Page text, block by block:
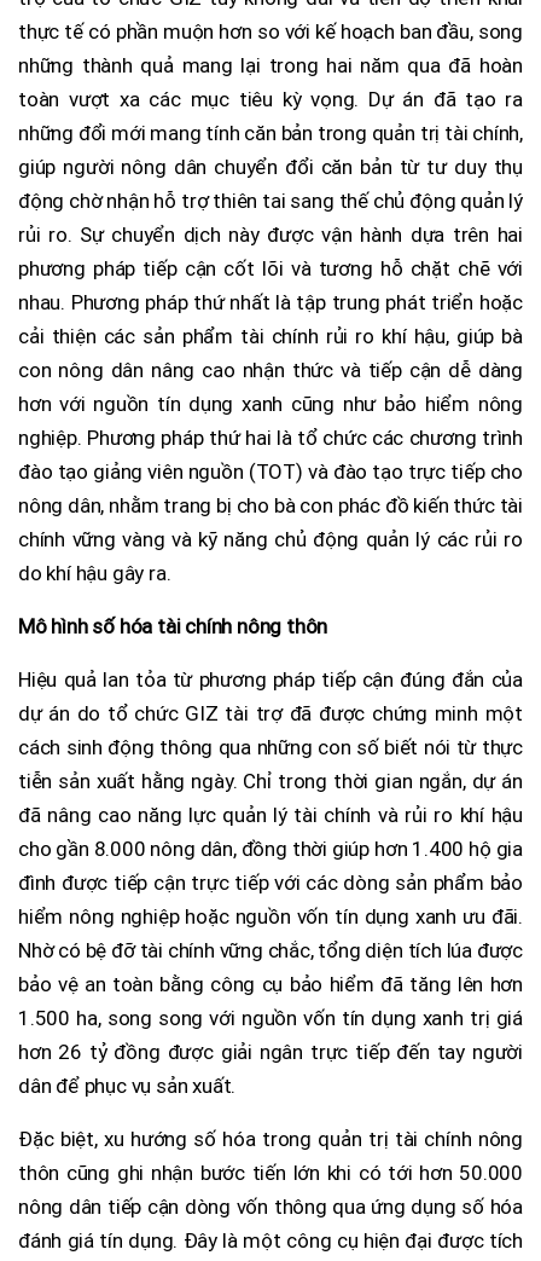
thực tế có phần muộn hơn so với kế hoạch ban đầu, song
những thành quả mang lại trong hai năm qua đã hoàn
toàn vượt xa các mục tiêu kỳ vọng. Dự án đã tạo ra
những đổi mới mang tính căn bản trong quản trị tài chính,
giúp người nông dân chuyển đổi căn bản từ tư duy thụ
động chờ nhận hỗ trợ thiên tai sang thế chủ động quản lý
rủi ro. Sự chuyển dịch này được vận hành dựa trên hai
phương pháp tiếp cận cốt lõi và tương hỗ chặt chẽ với
nhau. Phương pháp thứ nhất là tập trung phát triển hoặc
cải thiện các sản phẩm tài chính rủi ro khí hậu, giúp bà
con nông dân nâng cao nhận thức và tiếp cận dễ dàng
hơn với nguồn tín dụng xanh cũng như bảo hiểm nông
nghiệp. Phương pháp thứ hai là tổ chức các chương trình
đào tạo giảng viên nguồn (TOT) và đào tạo trực tiếp cho
nông dân, nhằm trang bị cho bà con phác đồ kiến thức tài
chính vững vàng và kỹ năng chủ động quản lý các rủi ro
do khí hậu gây ra.
Mô hình số hóa tài chính nông thôn
Hiệu quả lan tỏa từ phương pháp tiếp cận đúng đắn của
dự án do tổ chức GIZ tài trợ đã được chứng minh một
cách sinh động thông qua những con số biết nói từ thực
tiễn sản xuất hằng ngày. Chỉ trong thời gian ngắn, dự án
đã nâng cao năng lực quản lý tài chính và rủi ro khí hậu
cho gần 8.000 nông dân, đồng thời giúp hơn 1.400 hộ gia
đình được tiếp cận trực tiếp với các dòng sản phẩm bảo
hiểm nông nghiệp hoặc nguồn vốn tín dụng xanh ưu đãi.
Nhờ có bệ đỡ tài chính vững chắc, tổng diện tích lúa được
bảo vệ an toàn bằng công cụ bảo hiểm đã tăng lên hơn
1.500 ha, song song với nguồn vốn tín dụng xanh trị giá
hơn 26 tỷ đồng được giải ngân trực tiếp đến tay người
dân để phục vụ sản xuất.
Đặc biệt, xu hướng số hóa trong quản trị tài chính nông
thôn cũng ghi nhận bước tiến lớn khi có tới hơn 50.000
nông dân tiếp cận dòng vốn thông qua ứng dụng số hóa
đánh giá tín dụng. Đây là một công cụ hiện đại được tích